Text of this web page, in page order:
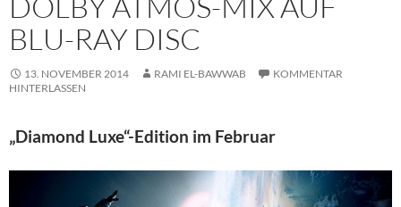
BLU-RAY DISC
13. NOVEMBER 2014 RAMI EL-BAWWAB
KOMMENTAR
HINTERLASSEN
„Diamond Luxe“-Edition im Februar